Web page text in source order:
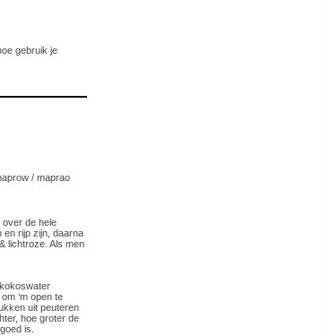
gebruik je
/ maprao
over de hele
en rijp zijn, daarna
lichtroze. Als men
‘m open te
uit peuteren
hoe groter de
is.